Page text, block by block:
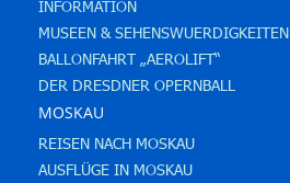
INFORMATION
MUSEEN & SEHENSWUERDIGKEITEN
BALLONFAHRT „AEROLIFT“
DER DRESDNER OPERNBALL
MOSKAU
REISEN NACH MOSKAU
AUSFLÜGE IN MOSKAU